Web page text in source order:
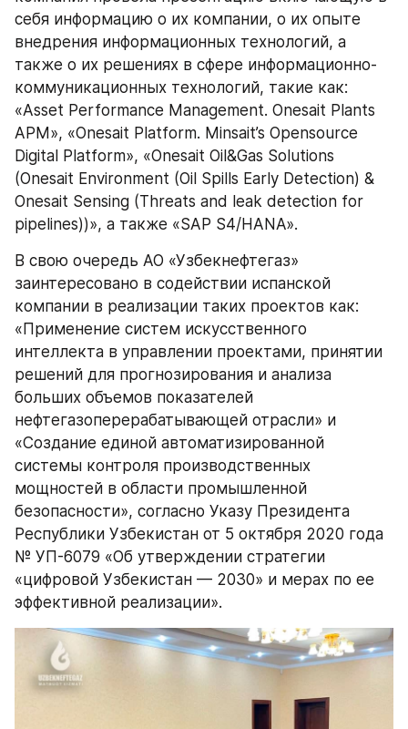
себя информацию о их компании, о их опыте
внедрения информационных технологий, а
также о их решениях в сфере информационно-
коммуникационных технологий, такие как:
«Asset Performance Management. Onesait Plants
APM», «Onesait Platform. Minsait’s Opensource
Digital Platform», «Onesait Oil&Gas Solutions
(Onesait Environment (Oil Spills Early Detection) &
Onesait Sensing (Threats and leak detection for
pipelines))», а также «SAP S4/HANA».
В свою очередь АО «Узбекнефтегаз»
заинтересовано в содействии испанской
компании в реализации таких проектов как:
«Применение систем искусственного
интеллекта в управлении проектами, принятии
решений для прогнозирования и анализа
больших объемов показателей
нефтегазоперерабатывающей отрасли» и
«Создание единой автоматизированной
системы контроля производственных
мощностей в области промышленной
безопасности», согласно Указу Президента
Республики Узбекистан от 5 октября 2020 года
№ УП-6079 «Об утверждении стратегии
«цифровой Узбекистан — 2030» и мерах по ее
эффективной реализации».